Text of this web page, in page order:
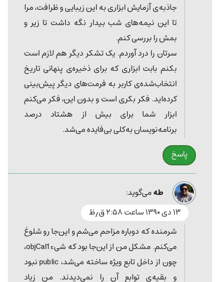
جاذبه‌ی آزمایش ابزاری به این زیبایی و ظرافت، مرا
تا این نیمه‌های شب بیدار نگه داشت تا زیر و
بمش را بررسی کنم.
سرتان را درد آوردم. یک تشکر دیگر هم لازم است
بکنم بابت ابزاری که برای ذخیره‌ی پنهانی تاریخ
انتخاب‌شده‌ی کاربر به فرمت‌های دیگر پیش‌بینی
کرده‌اید. فکر بکری است و بدون این، فکر می‌کنم
ابزار شما برای بیش از هشتاد درصد
برنامه‌نویسان به‌کلی بی‌فایده می‌شد.
پاسخ
طهمی‌گوید:
۱۳ دی ۱۳۹۰ ساعت ۲:۵۸ ق٫ظ
شرمنده که دوباره مزاحم می‌شم و این‌جا رو شلوغ
می‌کنم. مشکل من از این‌جا بود که شیء objCal1،
چون از داخل تابع ویژه ساخته می‌شد، public نبود
و بقیه‌ی توابع آن را نمی‌دیدند. من زیاد